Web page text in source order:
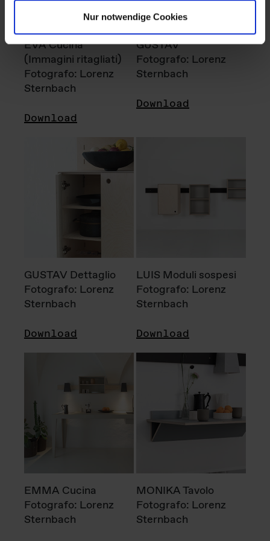
Nur notwendige Cookies
EVA Cucina
(Immagini ritagliati)
Fotografo: Lorenz
Sternbach
Download
GUSTAV
Fotografo: Lorenz
Sternbach
Download
GUSTAV Dettaglio
Fotografo: Lorenz
Sternbach
Download
LUIS Moduli sospesi
Fotografo: Lorenz
Sternbach
Download
EMMA Cucina
Fotografo: Lorenz
Sternbach
MONIKA Tavolo
Fotografo: Lorenz
Sternbach